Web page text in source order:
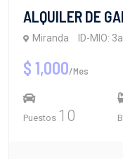
ALQUILER DE
Miranda ID-MIO:
$ 1,000/Mes
Puestos 10